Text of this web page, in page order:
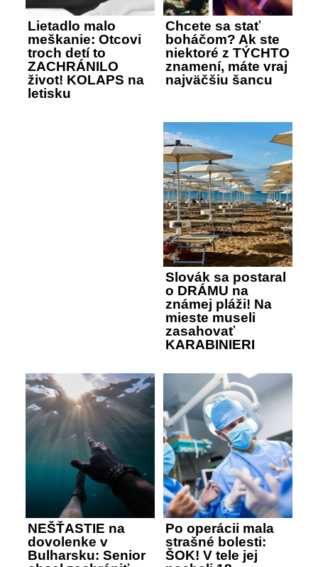
Lietadlo malo
meškanie: Otcovi
troch detí to
ZACHRÁNILO
život! KOLAPS na
letisku
Chcete sa stať
boháčom? Ak ste
niektoré z TÝCHTO
znamení, máte vraj
najväčšiu šancu
Slovák sa postaral
o DRÁMU na
známej pláži! Na
mieste museli
zasahovať
KARABINIERI
NEŠŤASTIE na
dovolenke v
Bulharsku: Senior
Po operácii mala
strašné bolesti:
ŠOK! V tele jej